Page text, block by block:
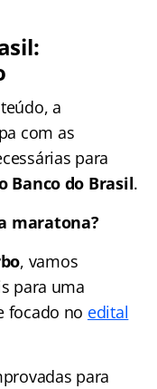
a
com as
para
Banco do Brasil.
maratona?
, vamos
para uma
focado no edital
para